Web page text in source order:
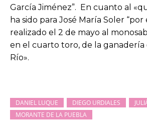
García Jiménez”. En cuanto al
ha sido para José María Soler
realizado el 2 de mayo al
en el cuarto toro, de la ganadería
Río».
DANIEL LUQUE DIEGO URDIALES
MORANTE DE LA PUEBLA